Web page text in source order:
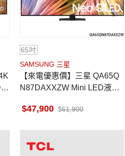
A
65吋
SAMSUNG 三星
【來電優惠價】三星 QA65Q
N87DAXXZW Mini LED液晶
47,900 61,900